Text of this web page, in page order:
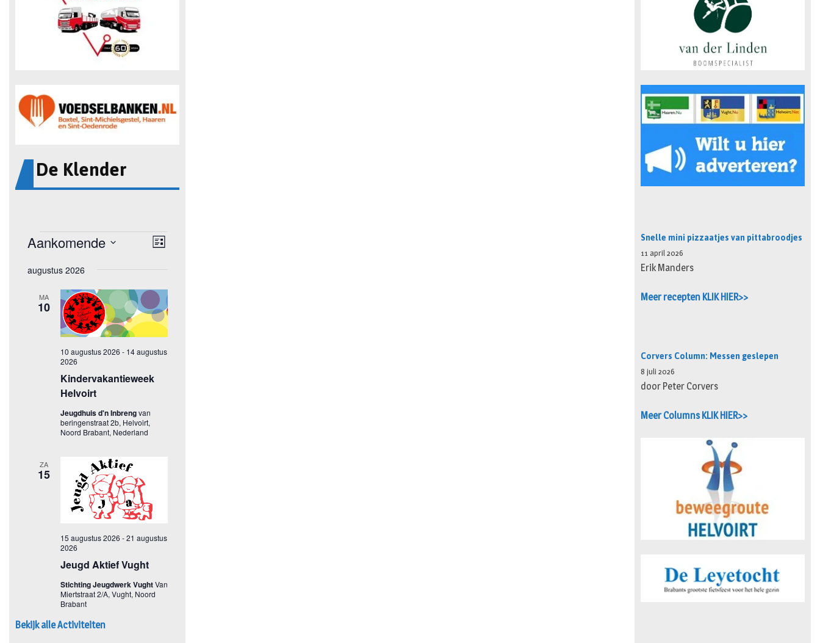
De Klender
Bekijk alle Activiteiten
Snelle mini pizzaatjes van pittabroodjes
11 april 2026
Erik Manders
Meer recepten KLIK HIER>>
Corvers Column: Messen geslepen
8 juli 2026
door Peter Corvers
Meer Columns KLIK HIER>>